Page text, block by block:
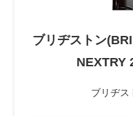
ブリヂストン
NEXTRY
ブリヂス